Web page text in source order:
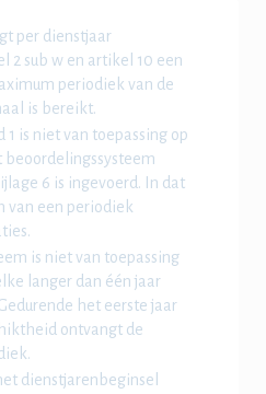
per dienstjaar
2 sub w en artikel 10 een
periodiek van de
is bereikt.
1 is niet van toepassing op
6 is ingevoerd. In dat
van een periodiek
is niet van toepassing
langer dan één jaar
het eerste jaar
ontvangt de
dienstjarenbeginsel